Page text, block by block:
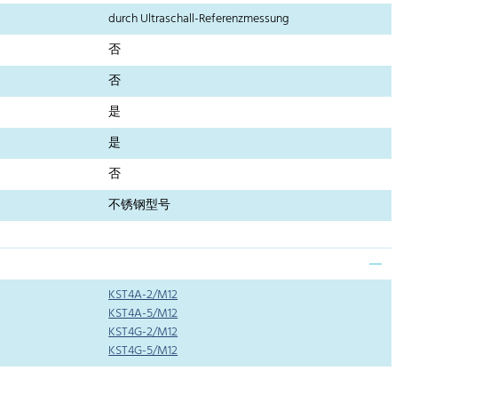
durch Ultraschall-Referenzmessung
否
否
是
是
否
不锈钢型号
KST4A-2/M12
KST4A-5/M12
KST4G-2/M12
KST4G-5/M12